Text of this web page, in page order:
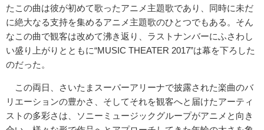
たこの曲は彼が初めて歌ったアニメ主題歌であり、同時に未だ
に絶大なる支持を集めるアニメ主題歌のひとつでもある。そん
なこの曲で観客は改めて沸き返り、ラストナンバーにふさわし
い盛り上がりとともに“MUSIC THEATER 2017”は幕を下ろした
のだった。
この両日、さいたまスーパーアリーナで披露された楽曲のバ
リエーションの豊かさ、そしてそれを観客へと届けたアーティ
ストの多彩さは、ソニーミュージックグループがアニメと向き